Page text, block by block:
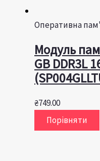
Оперативна
Модуль
GB DDR3L
₴749.00
Порівняти